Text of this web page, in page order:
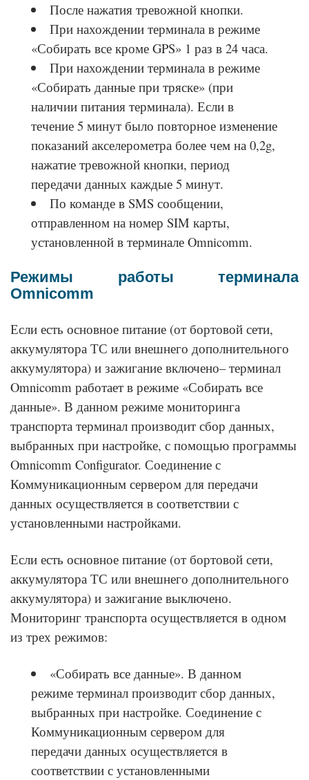
После нажатия тревожной кнопки.
При нахождении терминала в режиме
«Собирать все кроме GPS» 1 раз в 24 часа.
При нахождении терминала в режиме
«Собирать данные при тряске» (при
наличии питания терминала). Если в
течение 5 минут было повторное изменение
показаний акселерометра более чем на 0,2g,
нажатие тревожной кнопки, период
передачи данных каждые 5 минут.
По команде в SMS сообщении,
отправленном на номер SIM карты,
установленной в терминале Omnicomm.
Режимы работы терминала
Omnicomm
Если есть основное питание (от бортовой сети,
аккумулятора ТС или внешнего дополнительного
аккумулятора) и зажигание включено– терминал
Omnicomm работает в режиме «Собирать все
данные». В данном режиме мониторинга
транспорта терминал производит сбор данных,
выбранных при настройке, с помощью программы
Omnicomm Configurator. Соединение с
Коммуникационным сервером для передачи
данных осуществляется в соответствии с
установленными настройками.
Если есть основное питание (от бортовой сети,
аккумулятора ТС или внешнего дополнительного
аккумулятора) и зажигание выключено.
Мониторинг транспорта осуществляется в одном
из трех режимов:
«Собирать все данные». В данном
режиме терминал производит сбор данных,
выбранных при настройке. Соединение с
Коммуникационным сервером для
передачи данных осуществляется в
соответствии с установленными